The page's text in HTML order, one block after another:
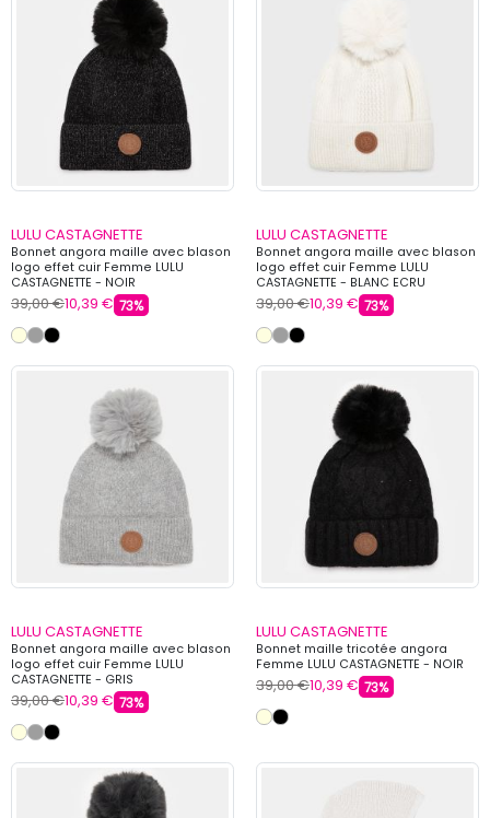
LULU CASTAGNETTE
Bonnet angora maille avec blason
logo effet cuir Femme LULU
CASTAGNETTE - NOIR
39,00 €10,39 € 73%
LULU CASTAGNETTE
Bonnet angora maille avec blason
logo effet cuir Femme LULU
CASTAGNETTE - BLANC ECRU
39,00 €10,39 € 73%
LULU CASTAGNETTE
Bonnet angora maille avec blason
logo effet cuir Femme LULU
CASTAGNETTE - GRIS
39,00 €10,39 € 73%
LULU CASTAGNETTE
Bonnet maille tricotée angora
Femme LULU CASTAGNETTE - NOIR
39,00 €10,39 € 73%